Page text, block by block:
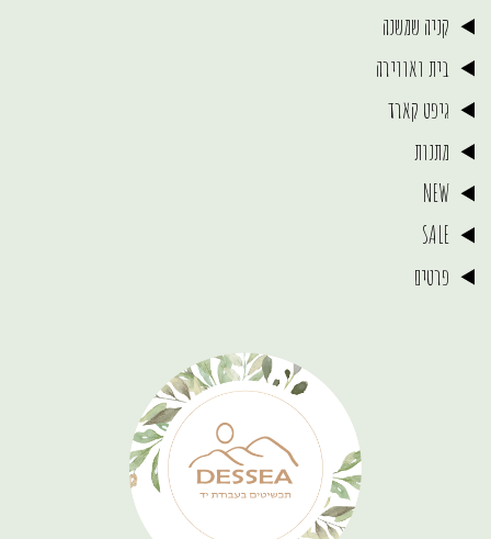
קניה שמשנה
בית ואווירה
גיפט קארד
מתנות
NEW
SALE
פרטים